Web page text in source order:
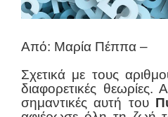
Από: Μαρία Πέππα –
Σχετικά με τους
διαφορετικές θεωρίες.
σημαντικές αυτή του